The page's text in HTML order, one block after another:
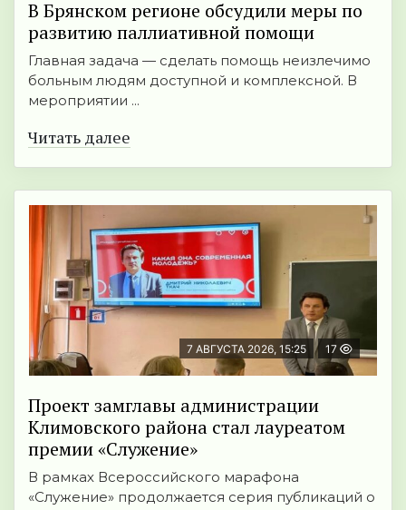
В Брянском регионе обсудили меры по
развитию паллиативной помощи
Главная задача — сделать помощь неизлечимо
больным людям доступной и комплексной. В
мероприятии ...
Читать далее
7 АВГУСТА 2026, 15:25 17
Проект замглавы администрации
Климовского района стал лауреатом
премии «Служение»
В рамках Всероссийского марафона
«Служение» продолжается серия публикаций о